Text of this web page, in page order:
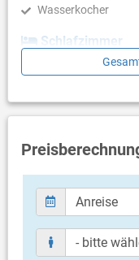
Wasserkocher
Schlafzimmer
Schlafzimmer mit
Bad mit WC, Dusche
Balkon &
überdacht
Meerblick
Bestuhlung
Balkongröße: 6 m²